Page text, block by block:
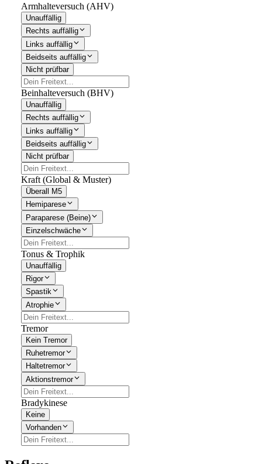
Armhalteversuch (AHV)
Unauffällig
Rechts auffällig
Links auffällig
Beidseits auffällig
Nicht prüfbar
Beinhalteversuch (BHV)
Unauffällig
Rechts auffällig
Links auffällig
Beidseits auffällig
Nicht prüfbar
Kraft (Global & Muster)
Überall M5
Hemiparese
Paraparese (Beine)
Einzelschwäche
Tonus & Trophik
Unauffällig
Rigor
Spastik
Atrophie
Tremor
Kein Tremor
Ruhetremor
Haltetremor
Aktionstremor
Bradykinese
Keine
Vorhanden